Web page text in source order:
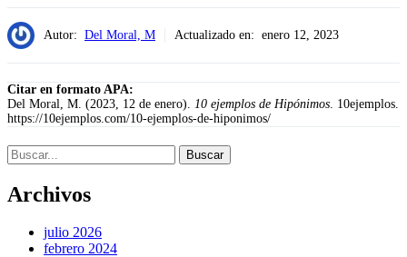
Autor: Del Moral, M Actualizado en: enero 12, 2023
Citar en formato APA:
Del Moral, M. (2023, 12 de enero).
10 ejemplos de Hipónimos . 10ejemplos.
https://10ejemplos.com/10-ejemplos-de-hiponimos/
Buscar:
Archivos
julio 2026
febrero 2024